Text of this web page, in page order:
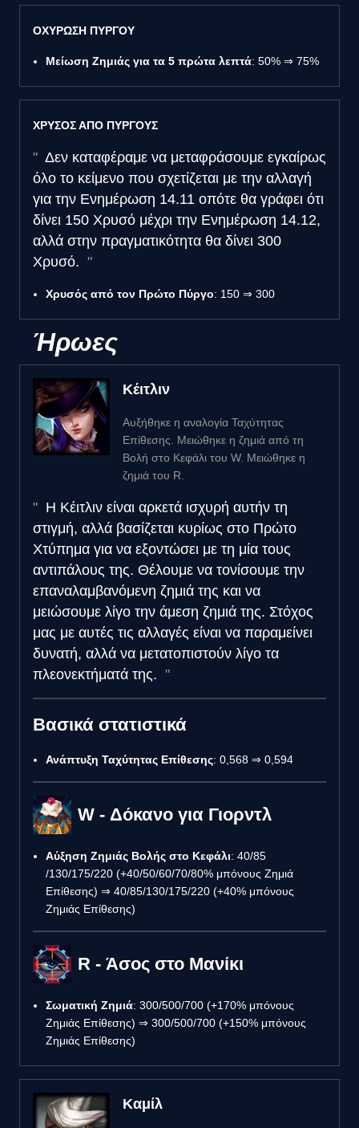
ΟΧΥΡΩΣΗ ΠΥΡΓΟΥ
Μείωση Ζημιάς για τα 5 πρώτα λεπτά: 50% ⇒ 75%
ΧΡΥΣΟΣ ΑΠΟ ΠΥΡΓΟΥΣ
Δεν καταφέραμε να μεταφράσουμε εγκαίρως
όλο το κείμενο που σχετίζεται με την αλλαγή
για την Ενημέρωση 14.11 οπότε θα γράφει ότι
δίνει 150 Χρυσό μέχρι την Ενημέρωση 14.12,
αλλά στην πραγματικότητα θα δίνει 300
Χρυσό.
Χρυσός από τον Πρώτο Πύργο: 150 ⇒ 300
Ήρωες
Κέιτλιν
Αυξήθηκε η αναλογία Ταχύτητας
Επίθεσης. Μειώθηκε η ζημιά από τη
Βολή στο Κεφάλι του W. Μειώθηκε η
ζημιά του R.
Η Κέιτλιν είναι αρκετά ισχυρή αυτήν τη
στιγμή, αλλά βασίζεται κυρίως στο Πρώτο
Χτύπημα για να εξοντώσει με τη μία τους
αντιπάλους της. Θέλουμε να τονίσουμε την
επαναλαμβανόμενη ζημιά της και να
μειώσουμε λίγο την άμεση ζημιά της. Στόχος
μας με αυτές τις αλλαγές είναι να παραμείνει
δυνατή, αλλά να μετατοπιστούν λίγο τα
πλεονεκτήματά της.
Βασικά στατιστικά
Ανάπτυξη Ταχύτητας Επίθεσης: 0,568 ⇒ 0,594
W - Δόκανο για Γιορντλ
Αύξηση Ζημιάς Βολής στο Κεφάλι: 40/85
/130/175/220 (+40/50/60/70/80% μπόνους Ζημιά
Επίθεσης) ⇒ 40/85/130/175/220 (+40% μπόνους
Ζημιάς Επίθεσης)
R - Άσος στο Μανίκι
Σωματική Ζημιά: 300/500/700 (+170% μπόνους
Ζημιάς Επίθεσης) ⇒ 300/500/700 (+150% μπόνους
Ζημιάς Επίθεσης)
Καμίλ